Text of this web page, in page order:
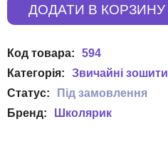
594
Звичайні зошити
Школярик